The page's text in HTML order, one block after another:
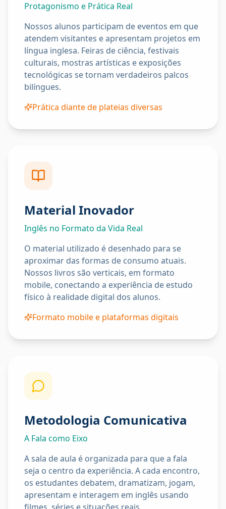
Protagonismo e Prática Real
Nossos alunos participam de eventos em que
atendem visitantes e apresentam projetos em
língua inglesa. Feiras de ciência, festivais
culturais, mostras artísticas e exposições
tecnológicas se tornam verdadeiros palcos
bilíngues.
Prática diante de plateias diversas
Material Inovador
Inglês no Formato da Vida Real
O material utilizado é desenhado para se
aproximar das formas de consumo atuais.
Nossos livros são verticais, em formato
mobile, conectando a experiência de estudo
físico à realidade digital dos alunos.
Formato mobile e plataformas digitais
Metodologia Comunicativa
A Fala como Eixo
A sala de aula é organizada para que a fala
seja o centro da experiência. A cada encontro,
os estudantes debatem, dramatizam, jogam,
apresentam e interagem em inglês usando